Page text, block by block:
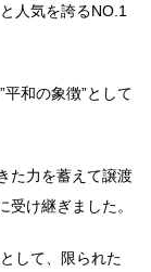
人気を誇るNO.1
和の象徴”として
た力を蓄えて譲渡
受け継ぎました。
して、限られた